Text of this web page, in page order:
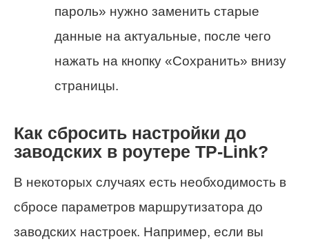
пароль» нужно заменить старые
данные на актуальные, после чего
нажать на кнопку «Сохранить» внизу
страницы.
Как сбросить настройки до
заводских в роутере TP-Link?
В некоторых случаях есть необходимость в
сбросе параметров маршрутизатора до
заводских настроек. Например, если вы